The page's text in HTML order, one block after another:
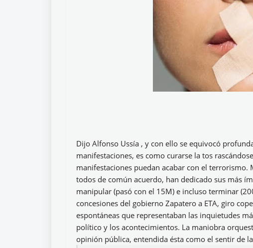
Dijo Alfonso Ussía , y con ello se equivocó
manifestaciones, es como curarse la tos
manifestaciones puedan acabar con el
todos de común acuerdo, han dedicado sus más
manipular (pasó con el 15M) e incluso terminar
concesiones del gobierno Zapatero a ETA, giro
espontáneas que representaban las inquietudes
político y los acontecimientos. La maniobra
opinión pública, entendida ésta como el sentir de